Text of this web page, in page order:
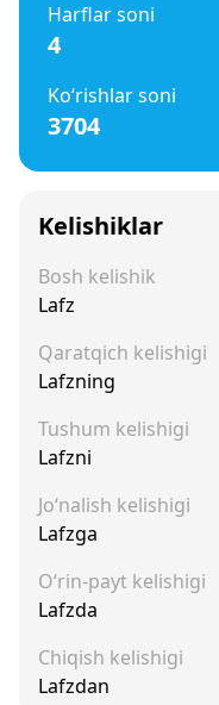
Harflar soni
4
Ko‘rishlar soni
3704
Kelishiklar
Bosh kelishik
Lafz
Qaratqich kelishigi
Lafzning
Tushum kelishigi
Lafzni
Jo‘nalish kelishigi
Lafzga
O‘rin-payt kelishigi
Lafzda
Chiqish kelishigi
Lafzdan